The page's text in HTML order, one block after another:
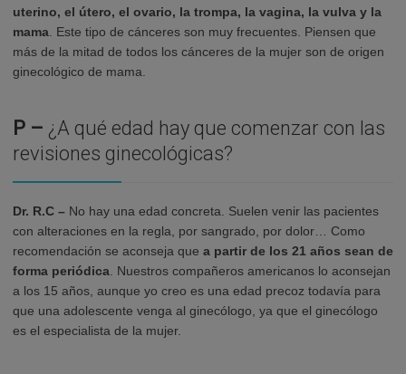
uterino, el útero, el ovario, la trompa, la vagina, la vulva y la
mama . Este tipo de cánceres son muy frecuentes. Piensen que
más de la mitad de todos los cánceres de la mujer son de origen
ginecológico de mama.
P – ¿A qué edad hay que comenzar con las
revisiones ginecológicas?
Dr. R.C – No hay una edad concreta. Suelen venir las pacientes
con alteraciones en la regla, por sangrado, por dolor… Como
recomendación se aconseja que a partir de los 21 años sean de
forma periódica . Nuestros compañeros americanos lo aconsejan
a los 15 años, aunque yo creo es una edad precoz todavía para
que una adolescente venga al ginecólogo, ya que el ginecólogo
es el especialista de la mujer.